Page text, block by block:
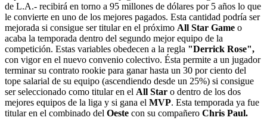
de L.A.- recibirá en torno a 95 millones de dólares por 5 años lo que
le convierte en uno de los mejores pagados. Esta cantidad podría ser
mejorada si consigue ser titular en el próximo All Star Game o
acaba la temporada dentro del segundo mejor equipo de la
competición. Estas variables obedecen a la regla "Derrick Rose",
con vigor en el nuevo convenio colectivo. Ésta permite a un jugador
terminar su contrato rookie para ganar hasta un 30 por ciento del
tope salarial de su equipo (ascendiendo desde un 25%) si consigue
ser seleccionado como titular en el All Star o dentro de los dos
mejores equipos de la liga y si gana el MVP. Esta temporada ya fue
titular en el combinado del Oeste con su compañero Chris Paul.